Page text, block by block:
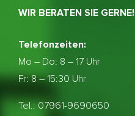
WIR BERATEN SIE GERNE!
Telefonzeiten:
Mo – Do: 8 – 17 Uhr
Fr: 8 – 15:30 Uhr
Tel.: 07961-9690650